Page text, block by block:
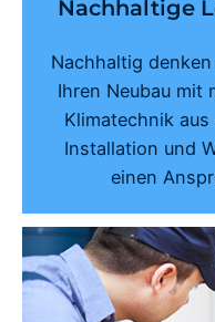
Nachhaltige
Nachhaltig
Ihren Neubau mit
Klimatechnik
Installation und
einen